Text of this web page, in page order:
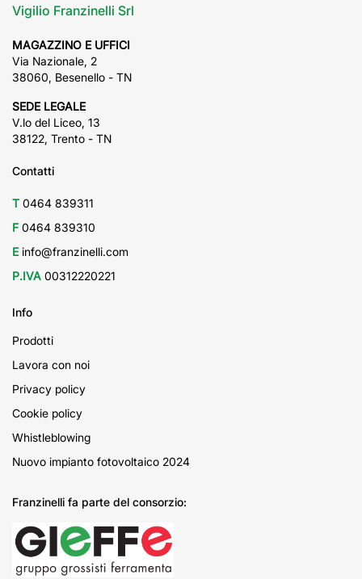
Vigilio Franzinelli Srl
MAGAZZINO E UFFICI
Via Nazionale, 2
38060, Besenello - TN
SEDE LEGALE
V.lo del Liceo, 13
38122, Trento - TN
Contatti
T 0464 839311
F 0464 839310
E info@franzinelli.com
P.IVA 00312220221
Info
Prodotti
Lavora con noi
Privacy policy
Cookie policy
Whistleblowing
Nuovo impianto fotovoltaico 2024
Franzinelli fa parte del consorzio: